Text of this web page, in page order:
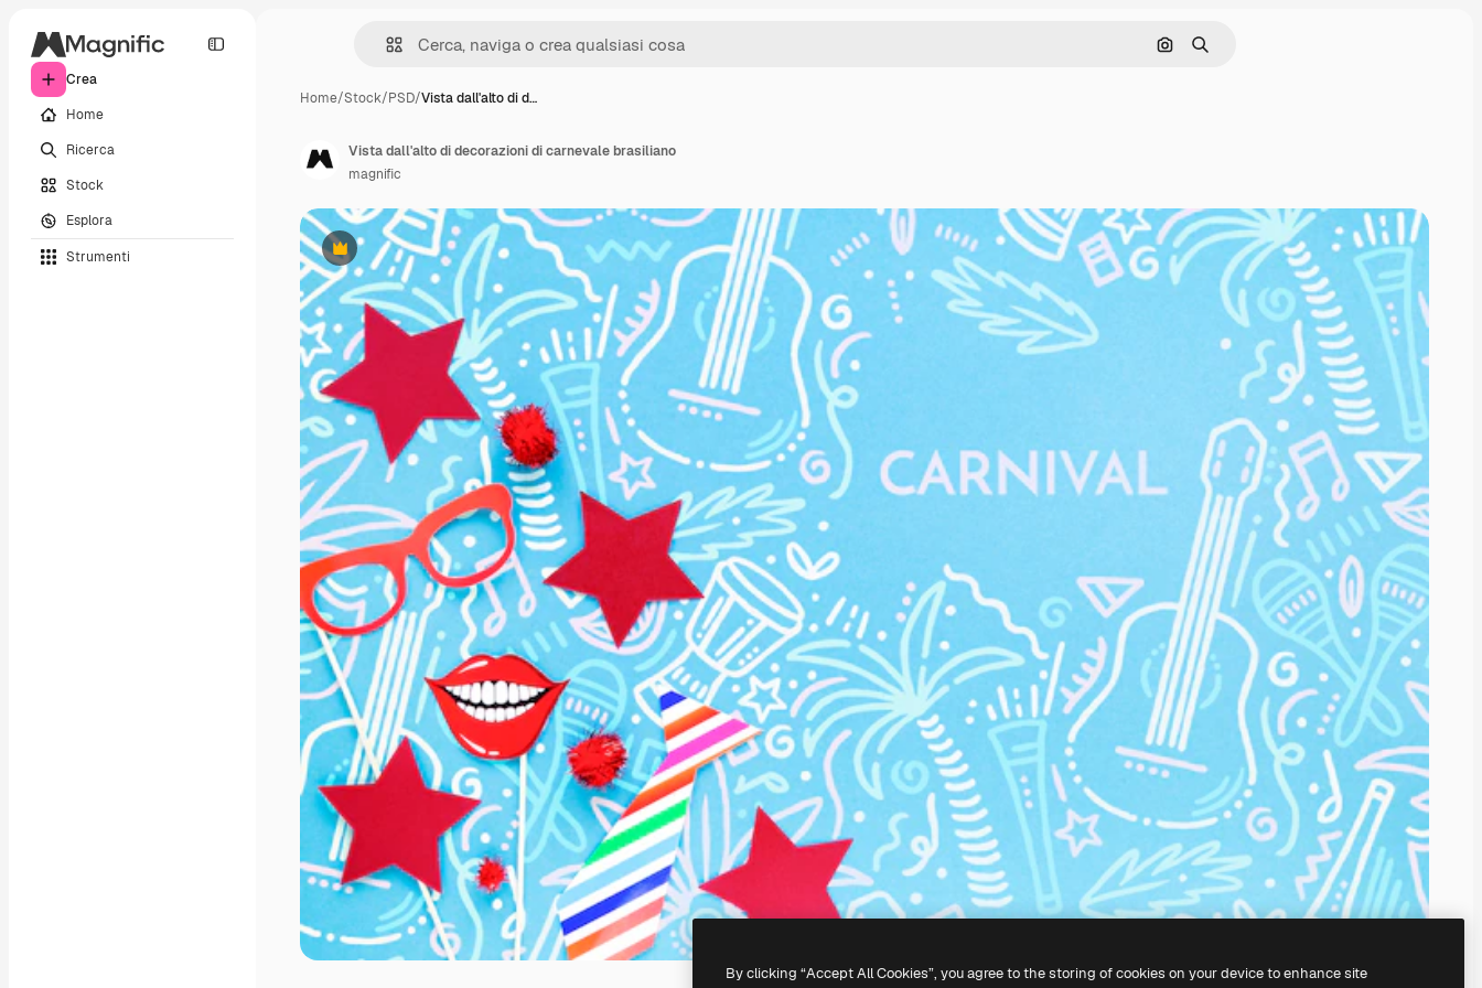
Crea
Home
Ricerca
Stock
Esplora
Strumenti
Cerca per immagine
Ricerca
Home/Stock/PSD/Vista dall'alto di d…
Premium
Vista dall'alto di decorazioni di carnevale brasiliano
magnific
By clicking “Accept All Cookies”, you agree to the storing of cookies on your device to enhance site